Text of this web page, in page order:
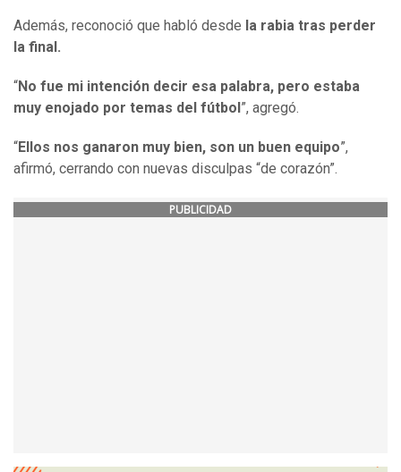
Además, reconoció que habló desde la rabia tras perder
la final.
“No fue mi intención decir esa palabra, pero estaba
muy enojado por temas del fútbol ”, agregó.
“Ellos nos ganaron muy bien, son un buen equipo”,
afirmó, cerrando con nuevas disculpas “de corazón”.
PUBLICIDAD